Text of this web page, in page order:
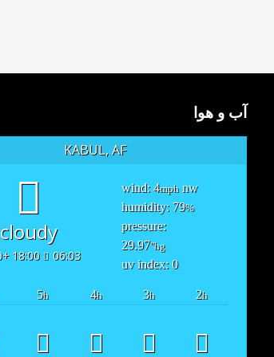
آب و هوا
KABUL, AF
cloudy
06:03
18:00 +0430
wind: 4mph nw
humidity: 79%
pressure:
29.97"hg
uv index: 0
2h
3h
4h
5h